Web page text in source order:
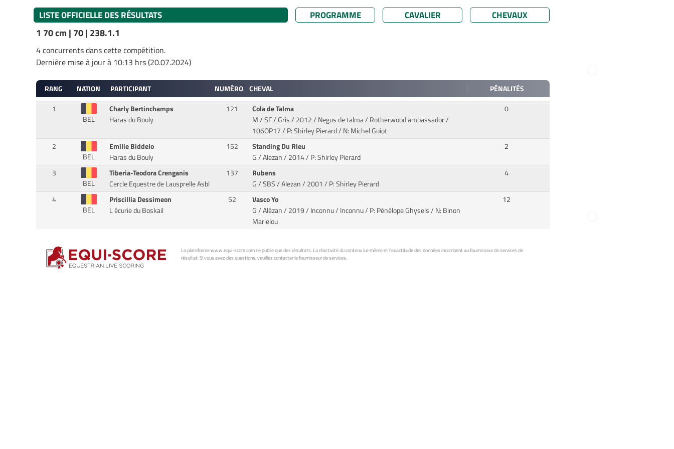
LISTE OFFICIELLE DES RÉSULTATS PROGRAMME CAVALIER
CHEVAUX
1 70 cm | 70 | 238.1.1
4 concurrents dans cette compétition.
Dernière mise à jour à 10:13 hrs (20.07.2024)
RANG NATION PARTICIPANT NUMÉRO CHEVAL
PÉNALITÉS
1
BEL
Charly Bertinchamps
Haras du Bouly
121
Cola de Talma
M / SF / Gris / 2012 / Negus de talma / Rotherwood ambassador/
106OP17 / P: Shirley Pierard / N: Michel Guiot
0
2
BEL
Emilie Biddelo
Haras du Bouly
152
Standing Du Rieu
G / Alezan / 2014/ P: Shirley Pierard
2
3
BEL
Tiberia-Teodora Crenganis
Cercle Equestre de Lausprelle Asbl
137
Rubens
G / SBS / Alezan / 2001 / P: Shirley Pierard
4
4
BEL
Priscillia Dessimeon
L écurie du Boskail
52
Vasco Yo
G / Alézan / 2019 / Inconnu / Inconnu/ P: Pénélope Ghysels / N: Binon
Marielou
12
La plateforme www.equi-score.com ne publie que des résultats. La réactivité du contenu lui-même et l'exactitude des données incombent au fournisseur de services de
résultat. Si vous avez des questions, veuillez contacter le fournisseur de services.